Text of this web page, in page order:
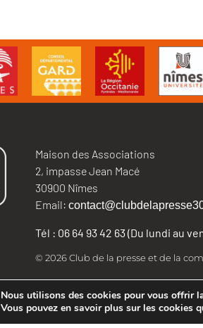
Maison des Associations
2, impasse Jean Macé
30900 Nîmes
Email:
Tél : 06 64 93 42 63 (Du lundi au
© 2026 Club de la presse et de la
Nous utilisons des cookies pour vous offrir
Vous pouvez en savoir plus sur les cookies